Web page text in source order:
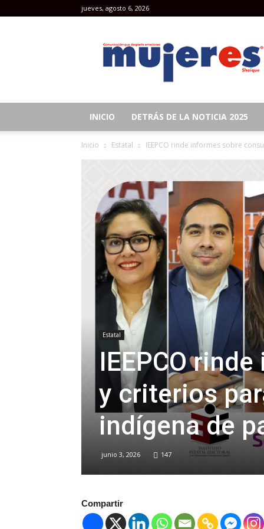
jueves, agosto 6, 2026
Mujeres
INICIO DETRÁS DE LA NOTICIA 2025
Inicio Estatal IEEPCO rinde informes sobre
Estatal
IEEPCO
y criterios
indígena de
junio 3, 2026 147
Compartir